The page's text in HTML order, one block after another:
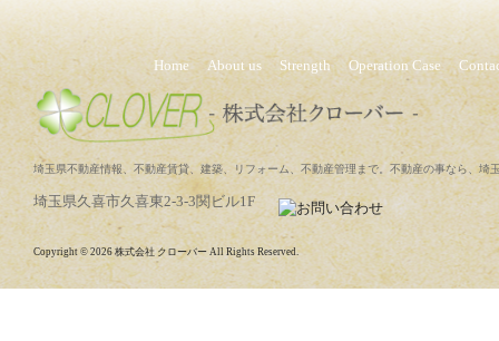
Home About us Strength Operation Case
埼玉県不動産情報、不動産賃貸、建築、リフォーム、不動産管理まで。不動産の事なら、埼
埼玉県久喜市久喜東2-3-3関ビル1F
Copyright © 2026 株式会社 クローバー All Rights Reserved.